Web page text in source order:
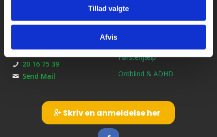
Tillad valgte
Afvis
Brøndbyvestervej 25
CVR: 39145413
20 16 75 39
Send Mail
Bil kørekort
MC kørekort
Førstehjælp
Ordblind & ADHD
Skriv en anmeldelse her